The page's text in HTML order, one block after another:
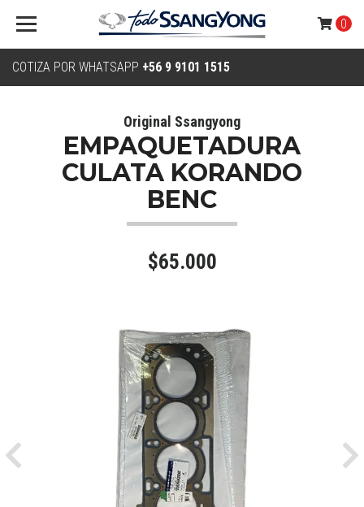
COTIZA POR WHATSAPP +56 9 9101 1515
0
Original Ssangyong
EMPAQUETADURA
CULATA KORANDO
BENC
$65.000
Previous